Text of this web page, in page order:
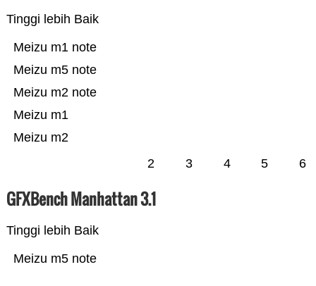
Tinggi lebih Baik
Meizu m2
Meizu m1
Meizu m2 note
Meizu m5 note
Meizu m1 note
2 3 4 5 6
GFXBench Manhattan 3.1
Tinggi lebih Baik
Meizu m5 note